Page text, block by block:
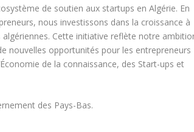
de soutien aux startups en Algérie. En
nous investissons dans la croissance à
Cette initiative reflète notre
nouvelles opportunités pour les entrepreneurs
de la connaissance, des Start-ups et
des Pays-Bas.